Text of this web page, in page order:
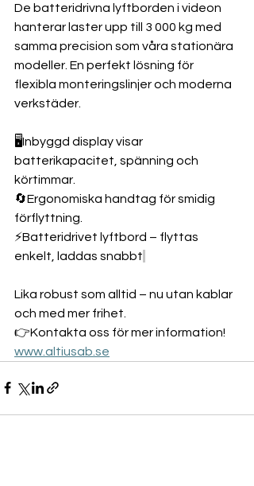
De batteridrivna lyftborden i videon
hanterar laster upp till 3 000 kg med
samma precision som våra stationära
modeller. En perfekt lösning för
flexibla monteringslinjer och moderna
verkstäder.
🖥️Inbyggd display visar
batterikapacitet, spänning och
körtimmar.
🔄️Ergonomiska handtag för smidig
förflyttning.
⚡Batteridrivet lyftbord – flyttas
enkelt, laddas snabbt
Lika robust som alltid – nu utan kablar
och med mer frihet.
👉Kontakta oss för mer information!
www.altiusab.se